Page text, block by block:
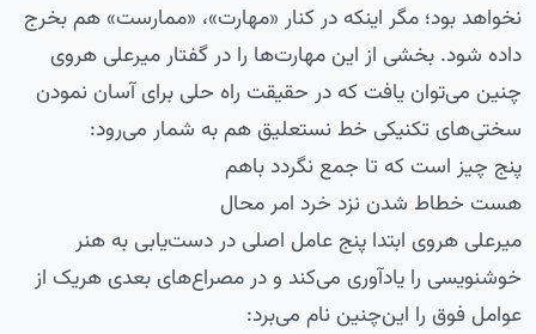
نخواهد بود؛ مگر اینکه در کنار «مهارت»، «ممارست» هم بخرج
داده شود. بخشی از این مهارت‌ها را در گفتار میرعلی هروی
چنین می‌توان یافت که در حقیقت راه حلی برای آسان نمودن
سختی‌های تکنیکی خط نستعلیق هم به شمار می‌رود:
پنج چیز است که تا جمع نگردد باهم
هست خطاط شدن نزد خرد امر محال
میرعلی هروی ابتدا پنج عامل اصلی در دست‌یابی به هنر
خوشنویسی را یادآوری می‌کند و در مصراع‌های بعدی هریک از
عوامل فوق را این‌چنین نام می‌برد: